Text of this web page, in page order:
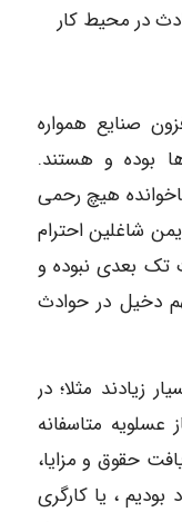
در محیط کار
صنایع همواره
بوده و هستند.
هیچ رحمی
شاغلین احترام
تک بعدی نبوده و
دخیل در حوادث
زیادند مثلا؛ در
عسلویه متاسفانه
حقوق و مزایا،
بودیم ، یا کارگری